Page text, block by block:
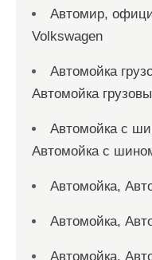
Автомир,
Volkswagen
Автомойка
Автомойка
Автомойка с
Автомойка с
Автомойка,
Автомойка,
Автомойка,